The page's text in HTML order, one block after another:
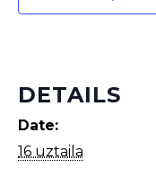
DETAILS
Date:
16 uztaila